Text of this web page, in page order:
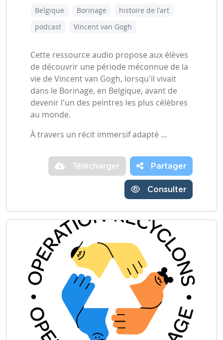
Belgique Borinage
histoire de l'art
podcast
Vincent van Gogh
Cette ressource audio propose aux élèves
de découvrir une période méconnue de la
vie de Vincent van Gogh, lorsqu'il vivait
dans le Borinage, en Belgique, avant de
devenir l'un des peintres les plus célèbres
au monde.
À travers un récit immersif adapté …
Télécharger Partager
Consulter